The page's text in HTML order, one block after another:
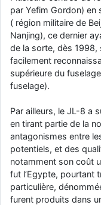
par Yefim Gordon)
( région militaire de
Nanjing), ce dernier
de la sorte, dès
facilement
supérieure du
fuselage).
Par ailleurs, le JL-8 a
en tirant partie de la
antagonismes entre
potentiels, et des
notamment son coût
fut l’Egypte, pourtant
particulière,
furent produits dans